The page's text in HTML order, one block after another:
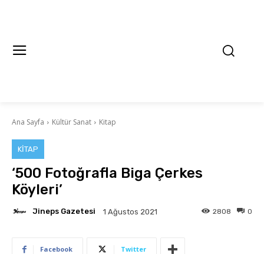
Ana Sayfa Kültür Sanat Kitap
KITAP
‘500 Fotoğrafla Biga Çerkes
Köyleri’
Jineps Gazetesi 1 Ağustos 2021 0
2808
Facebook Twitter